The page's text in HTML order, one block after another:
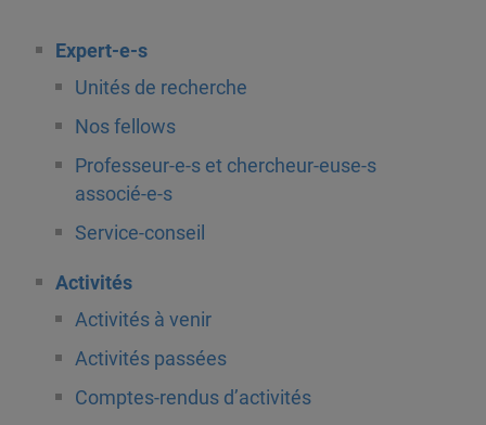
Expert-e-s
Unités de recherche
Nos fellows
Professeur-e-s et chercheur-euse-s
associé-e-s
Service-conseil
Activités
Activités à venir
Activités passées
Comptes-rendus d’activités